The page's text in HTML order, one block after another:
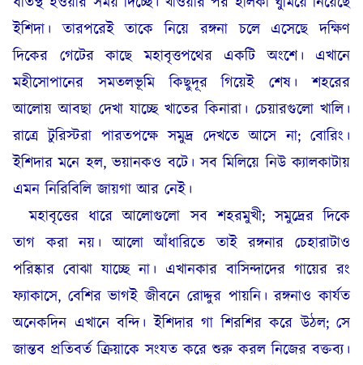
ইশিদা। তারপরেই তাকে নিয়ে রঙ্গনা চলে এসেছে দক্ষিণ
দিকের গেটের কাছে মহাবৃত্তপথের একটি অংশে। এখানে
মহীসোপানের সমতলভূমি কিছুদূর গিয়েই শেষ। শহরের
আলোয় আবছা দেখা যাচ্ছে খাতের কিনারা। চেয়ারগুলো খালি।
রাত্রে টুরিস্টরা পারতপক্ষে সমুদ্র দেখতে আসে না; বোরিং।
ইশিদার মনে হল, ভয়ানকও বটে। সব মিলিয়ে নিউ ক্যালকাটায়
এমন নিরিবিলি জায়গা আর নেই।
মহাবৃত্তের ধারে আলোগুলো সব শহরমুখী; সমুদ্রের দিকে
তাগ করা নয়। আলো আঁধারিতে তাই রঙ্গনার চেহারাটাও
পরিষ্কার বোঝা যাচ্ছে না। এখানকার বাসিন্দাদের গায়ের রং
ফ্যাকাসে, বেশির ভাগই জীবনে রোদ্দুর পায়নি। রঙ্গনাও কার্যত
অনেকদিন এখানে বন্দি। ইশিদার গা শিরশির করে উঠল; সে
জান্তব প্রতিবর্ত ক্রিয়াকে সংযত করে শুরু করল নিজের বক্তব্য।